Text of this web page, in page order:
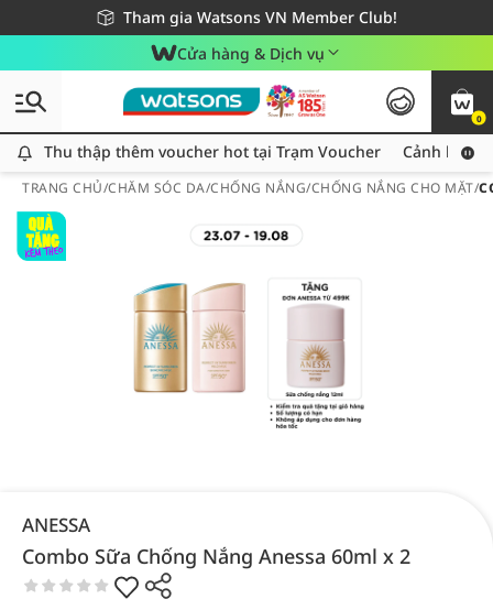
Tham gia Watsons VN Member Club!
Miễn phí giao hàng cho đơn hàng từ 249,000Đ
Giao hàng nhanh 24h - Áp dụng khu vực TP. Hồ Chí Minh
Cửa hàng & Dịch vụ
0
Thu thập thêm voucher hot tại Trạm Voucher
Thu thập thêm voucher hot tại Trạm Voucher Cảnh báo
TRANG CHỦ/CHĂM SÓC DA/CHỐNG NẮNG/CHỐNG NẮNG CHO MẶT/
ANESSA
Combo Sữa Chống Nắng Anessa 60ml x 2